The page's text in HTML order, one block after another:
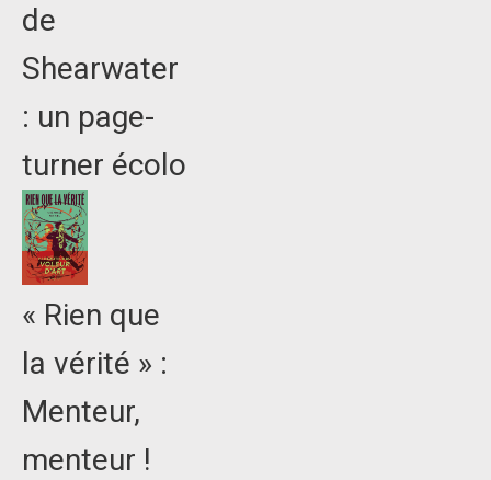
de
Shearwater
: un page-
turner écolo
« Rien que
la vérité » :
Menteur,
menteur !